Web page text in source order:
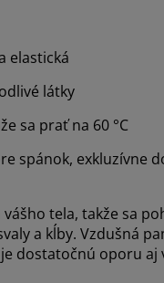
elastická
látky
sa prať na 60 °C
spánok, exkluzívne
tela, takže sa
a kĺby. Vzdušná
dostatočnú oporu